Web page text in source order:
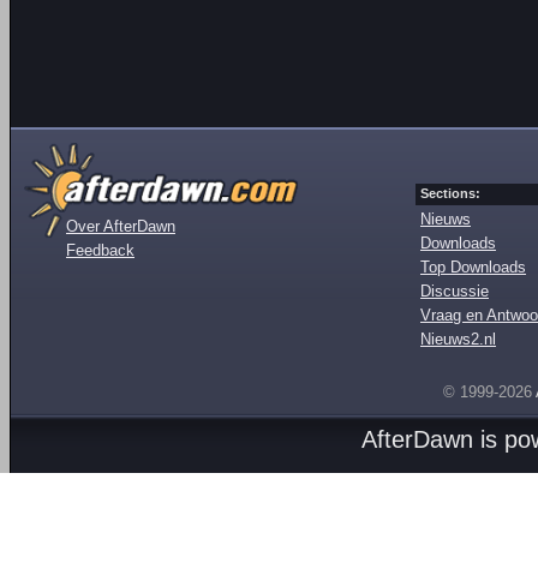
Over AfterDawn
Feedback
Sections:
Nieuws
Downloads
Top Downloads
Discussie
Vraag en
Nieuws2.nl
© 1999-2026
AfterDawn is